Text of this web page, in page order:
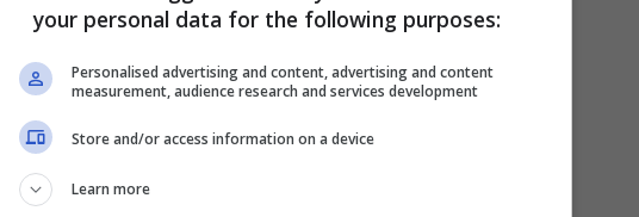
a smantellare un meccanismo, legato a
your personal data for the following purposes:
Personalised advertising and content, advertising and content
measurement, audience research and services development
Store and/or access information on a device
Learn more